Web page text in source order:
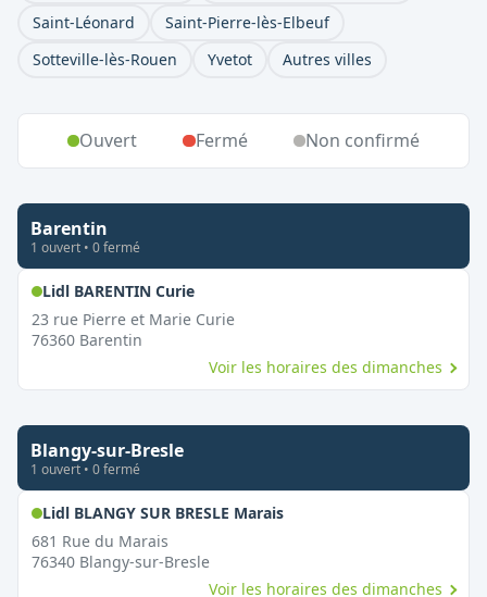
Saint-Léonard
Saint-Pierre-lès-Elbeuf
Sotteville-lès-Rouen
Yvetot Autres villes
Ouvert Fermé Non confirmé
Barentin
1 ouvert • 0fermé
Lidl BARENTIN Curie,
23 rue Pierre et Marie Curie
76360 Barentin
Voir les horaires des dimanches
Blangy-sur-Bresle
1 ouvert • 0fermé
Lidl BLANGY SUR BRESLE Marais,
681 Rue du Marais
76340 Blangy-sur-Bresle
Voir les horaires des dimanches